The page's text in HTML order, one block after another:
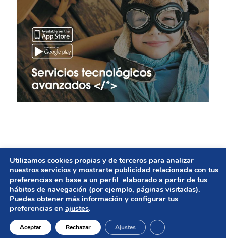
© Copyright - GESTIÓN DE AYUNTAMIENTOS | Diseño
web
UNBUENPLAN GROUP
Aviso legal
Política de privacidad
Política de cookies
Utilizamos cookies propias y de terceros para analizar
nuestros servicios y mostrarte publicidad relacionada con tus
preferencias en base a un perfil elaborado a partir de tus
hábitos de navegación (por ejemplo, páginas visitadas).
Puedes obtener más información y configurar tus
preferencias en ajustes.
Aceptar Rechazar Ajustes Cerrar el banner de